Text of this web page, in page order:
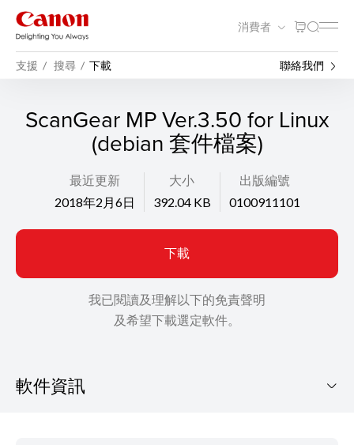
消費者
支援 搜尋 下載 聯絡我們
ScanGear MP Ver.3.50 for Linux
(debian 套件檔案)
最近更新
2018年2月6日
大小
392.04 KB
出版編號
0100911101
下載
我已閱讀及理解以下的免責聲明
及希望下載選定軟件。
軟件資訊